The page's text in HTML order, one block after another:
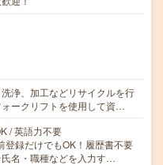
浄、加工などリサイクルを行
ークリフトを使用して資…
/ 英語力不要
録だけでもOK！履歴書不要
名・職種などを入力す…